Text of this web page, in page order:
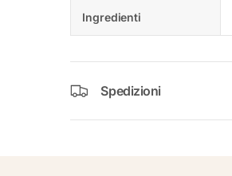
Ingredienti
Spedizioni